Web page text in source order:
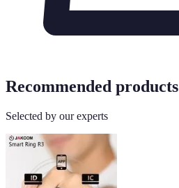
Recommended products
Selected by our experts